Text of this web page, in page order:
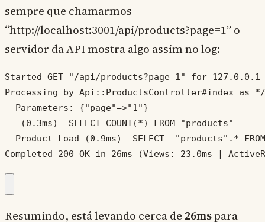
sempre que chamarmos
“http://localhost:3001/api/products?page=1” o
servidor da API mostra algo assim no log:
Started GET "/api/products?page=1" for 127.0.0.1
Processing by Api::ProductsController#index as
  Parameters: {"page"=>"1"}
   (0.3ms)  SELECT COUNT(*) FROM "products"
Product Load (0.9ms)  SELECT  "products".*
Completed 200 OK in 26ms (Views: 23.0ms |
Resumindo, está levando cerca de 26mspara